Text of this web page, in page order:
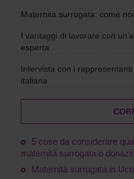
Maternità surrogata: come
I vantaggi di lavorare con
esperta
Intervista con i
italiana
5 cose da considerare
maternità surrogata o
Maternità surrogata in